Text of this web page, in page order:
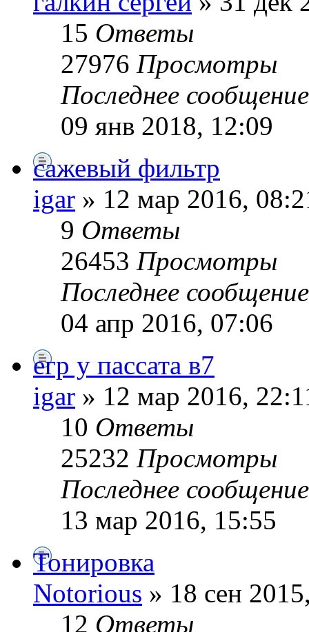
15 Ответы
27976 Просмотры
Последнее
09 янв 2018, 12:09
сажевый фильтр
igar » 12 мар 2016,
9 Ответы
26453 Просмотры
Последнее
04 апр 2016, 07:06
егр у пассата в7
igar » 12 мар 2016,
10 Ответы
25232 Просмотры
Последнее
13 мар 2016, 15:55
Тонировка
Notorious » 18 сен
12 Ответы